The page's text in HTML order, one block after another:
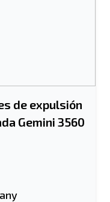
de expulsión
Gemini 3560